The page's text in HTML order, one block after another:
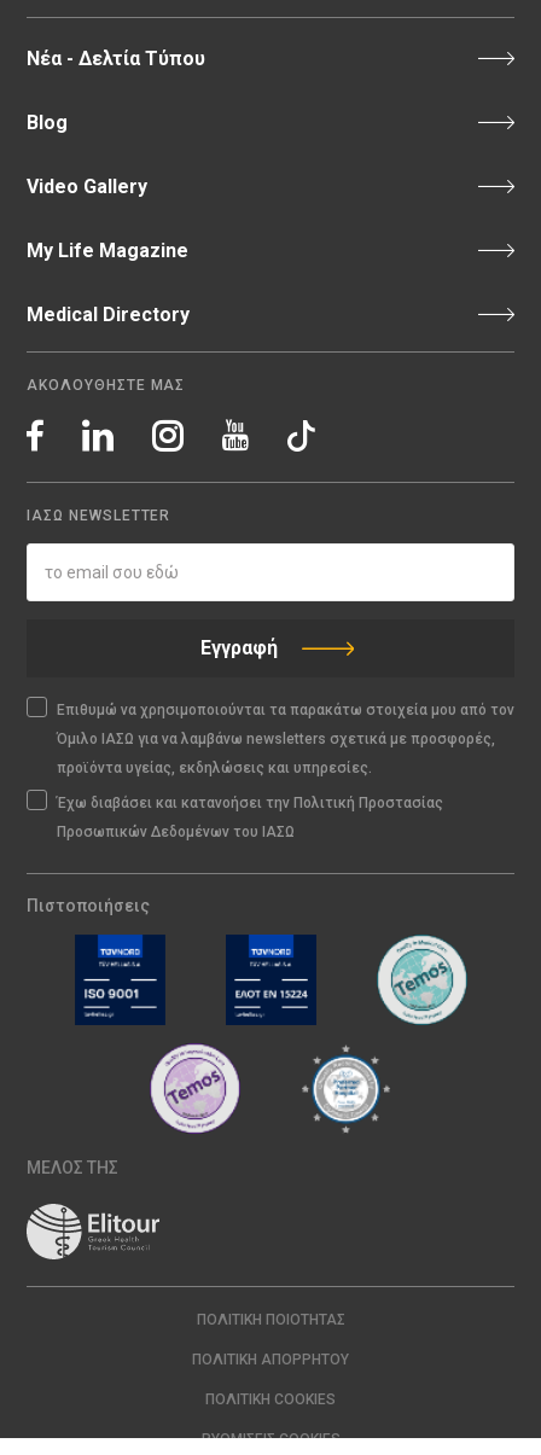
Νέα - Δελτία Τύπου
Blog
Video Gallery
My Life Magazine
Medical Directory
ΑΚΟΛΟΥΘΗΣΤΕ ΜΑΣ
ΙΑΣΩ NEWSLETTER
Εγγραφή
Επιθυμώ να χρησιμοποιούνται τα παρακάτω στοιχεία μου από τον
Όμιλο ΙΑΣΩ για να λαμβάνω newsletters σχετικά με προσφορές,
προϊόντα υγείας, εκδηλώσεις και υπηρεσίες.
Έχω διαβάσει και κατανοήσει την Πολιτική Προστασίας
Προσωπικών Δεδομένων του ΙΑΣΩ
Πιστοποιήσεις
ΜΕΛΟΣ ΤΗΣ
ΠΟΛΙΤΙΚΉ ΠΟΙΌΤΗΤΑΣ
ΠΟΛΙΤΙΚΉ ΑΠΟΡΡΉΤΟΥ
ΠΟΛΙΤΙΚΉ COOKIES
ΡΥΘΜΊΣΕΙΣ COOKIES